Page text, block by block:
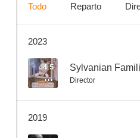
Todo Reparto
2023
4.5
Director
2019